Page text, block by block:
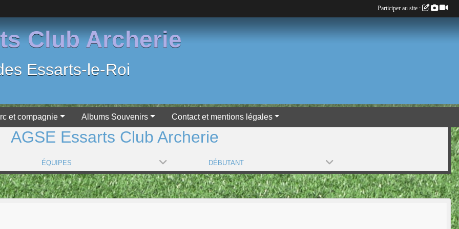
Club Archerie
Essarts-le-Roi
et compagnie Albums Souvenirs Contact et mentions légales
AGSE Essarts Club Archerie
ÉQUIPES DÉBUTANT
Participer au site :